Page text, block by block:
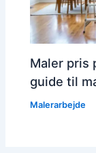
Maler pris
guide til
Malerarbejde